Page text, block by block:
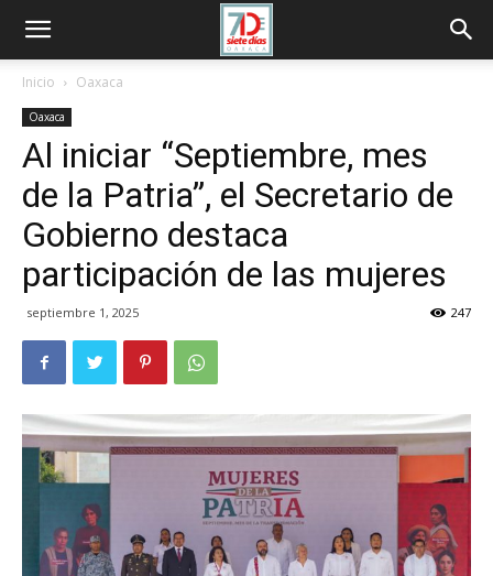
Inicio Oaxaca
Oaxaca
Al iniciar “Septiembre, mes
de la Patria”, el Secretario de
Gobierno destaca
participación de las mujeres
septiembre 1, 2025 247